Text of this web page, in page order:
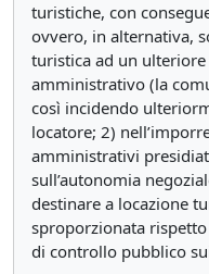
turistiche, con
ovvero, in alternativa,
turistica ad un
amministrativo (la
così incidendo
locatore; 2)
amministrativi
sull’autonomia
destinare a locazione
sproporzionata
di controllo pubblico